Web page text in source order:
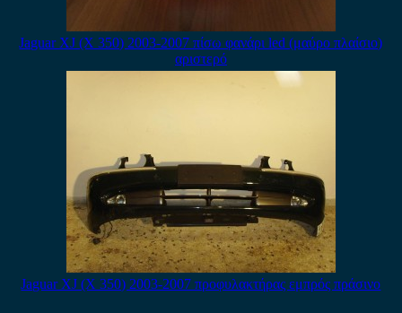
Jaguar XJ (X 350) 2003-2007 πίσω φανάρι led (μαύρο πλαίσιο)
αριστερό
Jaguar XJ (X 350) 2003-2007 προφυλακτήρας εμπρός πράσινο